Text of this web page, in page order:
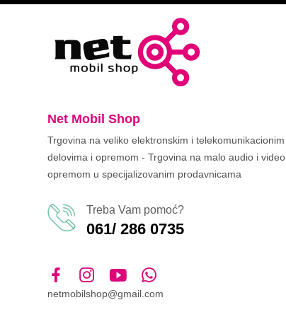
Net Mobil Shop
Trgovina na veliko elektronskim i telekomunikacionim
delovima i opremom - Trgovina na malo audio i video
opremom u specijalizovanim prodavnicama
Treba Vam pomoć?
061/ 286 0735
netmobilshop@gmail.com